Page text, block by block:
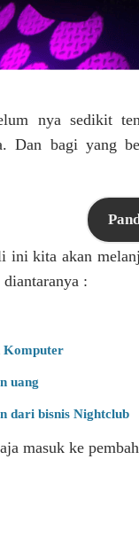
nya sedikit
Dan bagi yang
ini kita akan
:
Komputer
uang
dari bisnis Nightclub
masuk ke